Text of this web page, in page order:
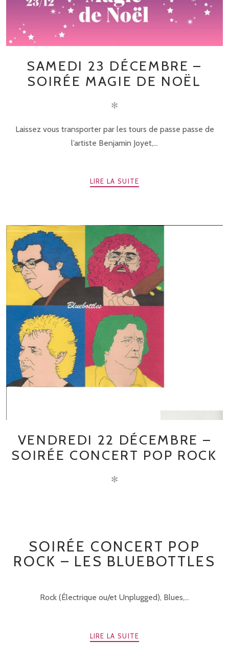
SAMEDI 23 DÉCEMBRE –
SOIRÉE MAGIE DE NOËL
✻
Laissez vous transporter par les tours de passe passe de
l’artiste Benjamin Joyet,...
LIRE LA SUITE
VENDREDI 22 DÉCEMBRE –
SOIRÉE CONCERT POP ROCK
✻
SOIRÉE CONCERT POP
ROCK – LES BLUEBOTTLES
Rock (Électrique ou/et Unplugged), Blues,...
LIRE LA SUITE